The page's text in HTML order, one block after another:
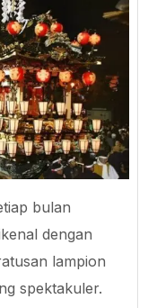
bulan
dengan
lampion
spektakuler.